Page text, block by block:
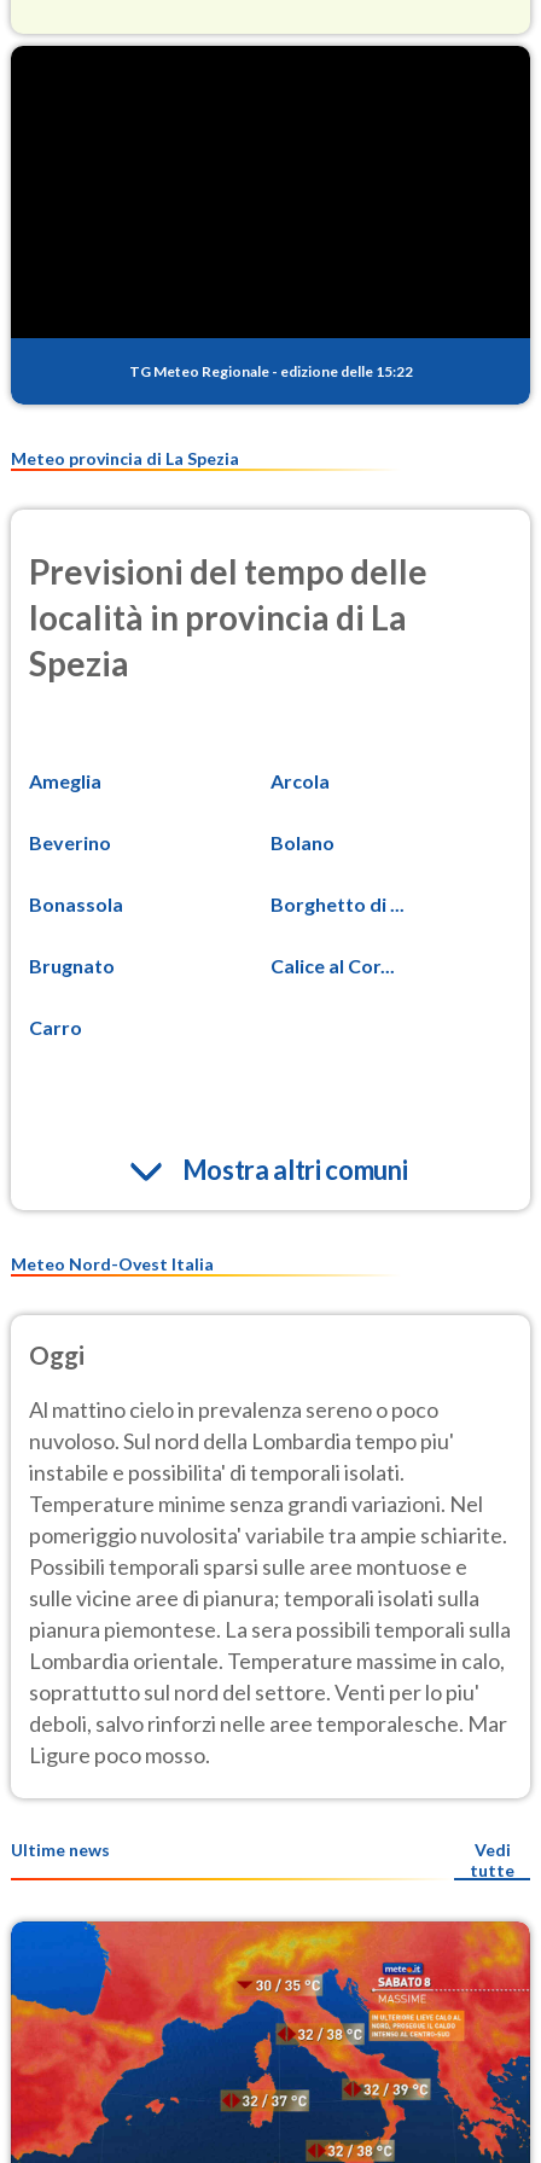
PM25
TG Meteo Regionale - edizione delle 15:22
Meteo provincia di La Spezia
Previsioni del tempo delle
località in provincia di La
Spezia
Ameglia Arcola
Beverino Bolano
Bonassola Borghetto di ...
Brugnato Calice al Cor...
Carro
Mostra altri comuni
Meteo Nord-Ovest Italia
Oggi
Al mattino cielo in prevalenza sereno o poco
nuvoloso. Sul nord della Lombardia tempo piu'
instabile e possibilita' di temporali isolati.
Temperature minime senza grandi variazioni. Nel
pomeriggio nuvolosita' variabile tra ampie schiarite.
Possibili temporali sparsi sulle aree montuose e
sulle vicine aree di pianura; temporali isolati sulla
pianura piemontese. La sera possibili temporali sulla
Lombardia orientale. Temperature massime in calo,
soprattutto sul nord del settore. Venti per lo piu'
deboli, salvo rinforzi nelle aree temporalesche. Mar
Ligure poco mosso.
Ultime news
Vedi
tutte